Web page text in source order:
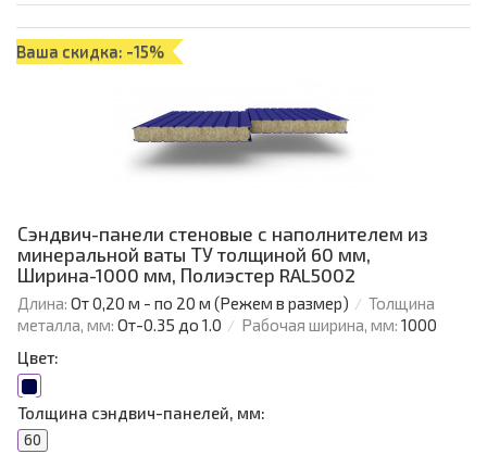
Ваша скидка: -15%
Сэндвич-панели стеновые с наполнителем из
минеральной ваты ТУ толщиной 60 мм,
Ширина-1000 мм, Полиэстер RAL5002
Длина: От 0,20 м - по 20 м (Режем в размер)
Толщина
металла, мм: От-0.35 до 1.0 Рабочая ширина, мм: 1000
Цвет:
Толщина сэндвич-панелей, мм:
60